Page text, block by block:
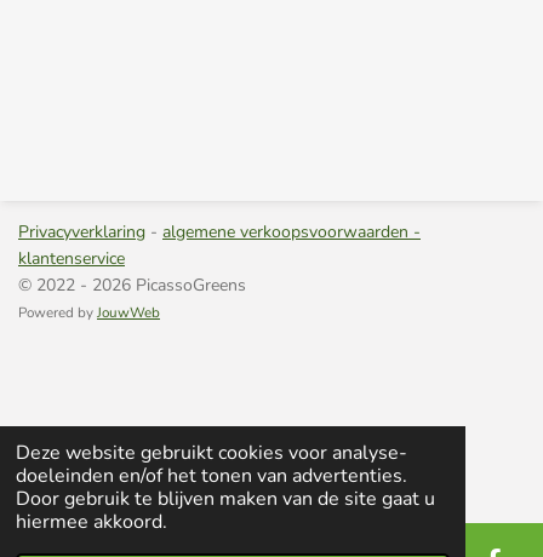
Deze website gebruikt cookies voor analyse-
doeleinden en/of het tonen van advertenties.
Door gebruik te blijven maken van de site gaat u
hiermee akkoord.
Privacyverklaring - algemene verkoopsvoorwaarden -
klantenservice
© 2022 - 2026 PicassoGreens
Powered byJouwWeb